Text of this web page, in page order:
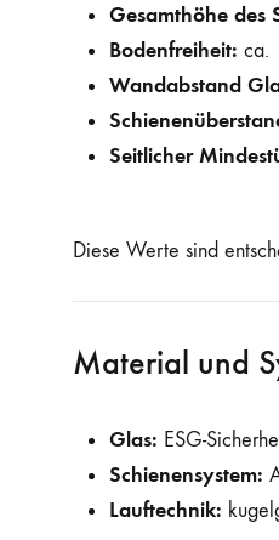
Gesamthöhe des
Bodenfreiheit: ca.
Wandabstand
Seitlicher
Diese Werte sind
Material und
Glas: ESG-
Schienensystem:
Lauftechnik: